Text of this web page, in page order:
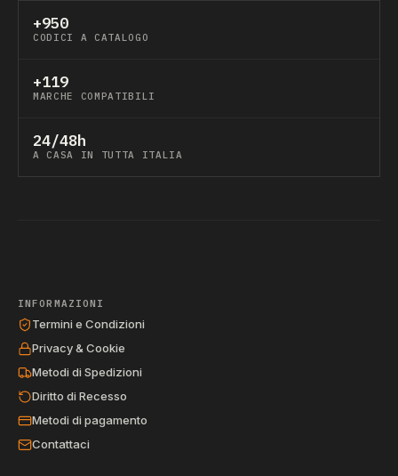
+950
CODICI A CATALOGO
+119
MARCHE COMPATIBILI
24/48h
A CASA IN TUTTA ITALIA
INFORMAZIONI
Termini e Condizioni
Privacy & Cookie
Metodi di Spedizioni
Diritto di Recesso
Metodi di pagamento
Contattaci